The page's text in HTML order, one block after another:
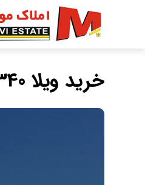
خرید ویلا 340 متری شخصي ساز مدرن خاص پسند